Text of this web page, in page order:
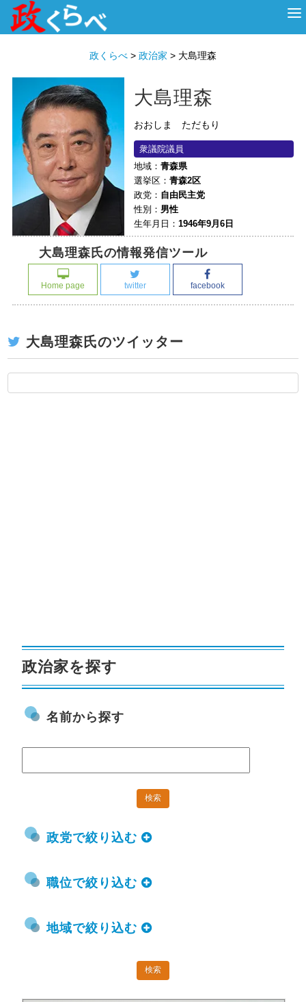
政くらべ > 政治家 > 大島理森
大島理森
おおしま ただもり
衆議院議員
地域： 青森県
選挙区： 青森2区
政党： 自由民主党
性別： 男性
生年月日： 1946年9月6日
大島理森氏の情報発信ツール
Home page twitter facebook
大島理森氏のツイッター
政治家を探す
名前から探す
政党で絞り込む
職位で絞り込む
地域で絞り込む